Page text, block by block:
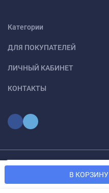
В КОРЗИНУ
Категории
ДЛЯ ПОКУПАТЕЛЕЙ
ЛИЧНЫЙ КАБИНЕТ
КОНТАКТЫ